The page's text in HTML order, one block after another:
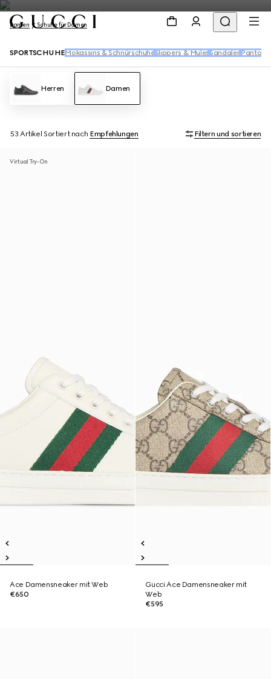
Damen Schuhe für Damen
SPORTSCHUHE Mokassins & Schnürschuhe Slippers & Mules Sandalen
Herren Damen
53 Artikel Sortiert nach Empfehlungen Filtern und sortieren
Virtual Try-On
Ace Damensneaker mit Web
€650
Gucci Ace Damensneaker mit
Web
€595